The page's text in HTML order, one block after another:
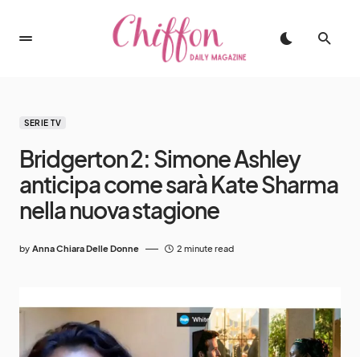
SERIE TV
Bridgerton 2: Simone Ashley
anticipa come sarà Kate Sharma
nella nuova stagione
by Anna Chiara Delle Donne 2 minute read